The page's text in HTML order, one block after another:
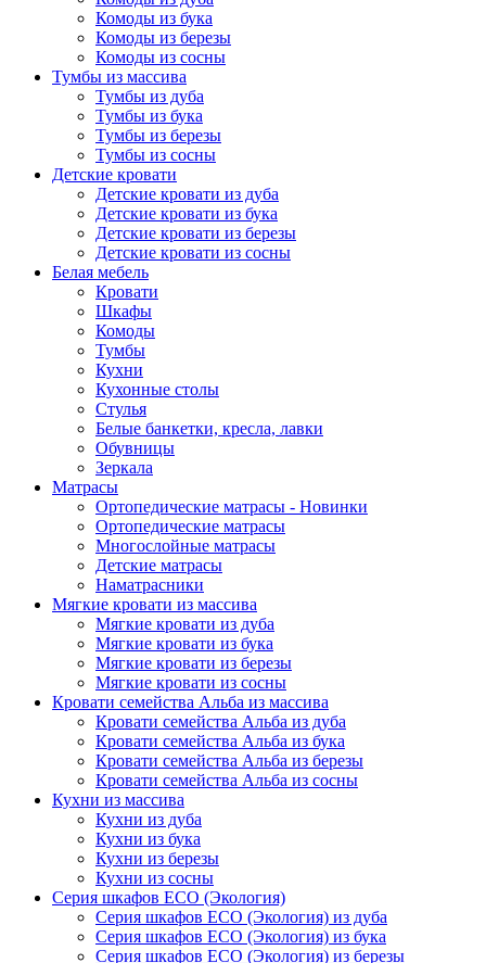
Комоды из бука
Комоды из березы
Комоды из сосны
Тумбы из массива
Тумбы из дуба
Тумбы из бука
Тумбы из березы
Тумбы из сосны
Детские кровати
Детские кровати из дуба
Детские кровати из бука
Детские кровати из березы
Детские кровати из сосны
Белая мебель
Кровати
Шкафы
Комоды
Тумбы
Кухни
Кухонные столы
Стулья
Белые банкетки, кресла, лавки
Обувницы
Зеркала
Матрасы
Ортопедические матрасы - Новинки
Ортопедические матрасы
Многослойные матрасы
Детские матрасы
Наматрасники
Мягкие кровати из массива
Мягкие кровати из дуба
Мягкие кровати из бука
Мягкие кровати из березы
Мягкие кровати из сосны
Кровати семейства Альба из массива
Кровати семейства Альба из дуба
Кровати семейства Альба из бука
Кровати семейства Альба из березы
Кровати семейства Альба из сосны
Кухни из массива
Кухни из дуба
Кухни из бука
Кухни из березы
Кухни из сосны
Серия шкафов ECO (Экология)
Серия шкафов ECO (Экология) из дуба
Серия шкафов ECO (Экология) из бука
Серия шкафов ECO (Экология) из березы